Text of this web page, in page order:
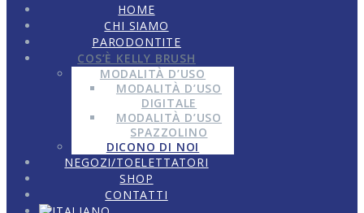
HOME
CHI SIAMO
PARODONTITE
COS’È KELLY BRUSH
MODALITÀ D’USO
MODALITÀ D’USO
DIGITALE
MODALITÀ D’USO
SPAZZOLINO
DICONO DI NOI
NEGOZI/TOELETTATORI
SHOP
CONTATTI